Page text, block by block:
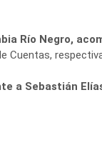
Río Negro,
Cuentas,
a Sebastián